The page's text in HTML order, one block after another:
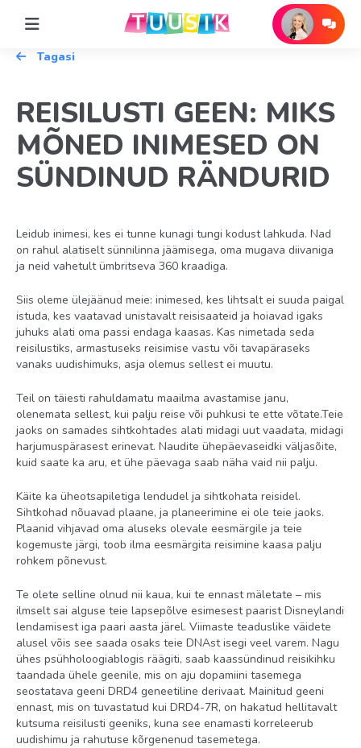
Tagasi
REISILUSTI GEEN: MIKS
MÕNED INIMESED ON
SÜNDINUD RÄNDURID
Leidub inimesi, kes ei tunne kunagi tungi kodust lahkuda. Nad
on rahul alatiselt sünnilinna jäämisega, oma mugava diivaniga
ja neid vahetult ümbritseva 360 kraadiga.
Siis oleme ülejäänud meie: inimesed, kes lihtsalt ei suuda paigal
istuda, kes vaatavad unistavalt reisisaateid ja hoiavad igaks
juhuks alati oma passi endaga kaasas. Kas nimetada seda
reisilustiks, armastuseks reisimise vastu või tavapäraseks
vanaks uudishimuks, asja olemus sellest ei muutu.
Teil on täiesti rahuldamatu maailma avastamise janu,
olenemata sellest, kui palju reise või puhkusi te ette võtate.Teie
jaoks on samades sihtkohtades alati midagi uut vaadata, midagi
harjumuspärasest erinevat. Naudite ühepäevaseidki väljasõite,
kuid saate ka aru, et ühe päevaga saab näha vaid nii palju.
Käite ka üheotsapiletiga lendudel ja sihtkohata reisidel.
Sihtkohad nõuavad plaane, ja planeerimine ei ole teie jaoks.
Plaanid vihjavad oma aluseks olevale eesmärgile ja teie
kogemuste järgi, toob ilma eesmärgita reisimine kaasa palju
rohkem põnevust.
Te olete selline olnud nii kaua, kui te ennast mäletate – mis
ilmselt sai alguse teie lapsepõlve esimesest paarist Disneylandi
lendamisest iga paari aasta järel. Viimaste teaduslike väidete
alusel võis see saada osaks teie DNAst isegi veel varem. Nagu
ühes psühholoogiablogis räägiti, saab kaassündinud reisikihku
taandada ühele geenile, mis on aju dopamiini tasemega
seostatava geeni DRD4 geneetiline derivaat. Mainitud geeni
ennast, mis on tuvastatud kui DRD4-7R, on hakatud hellitavalt
kutsuma reisilusti geeniks, kuna see enamasti korreleerub
uudishimu ja rahutuse kõrgenenud tasemetega.